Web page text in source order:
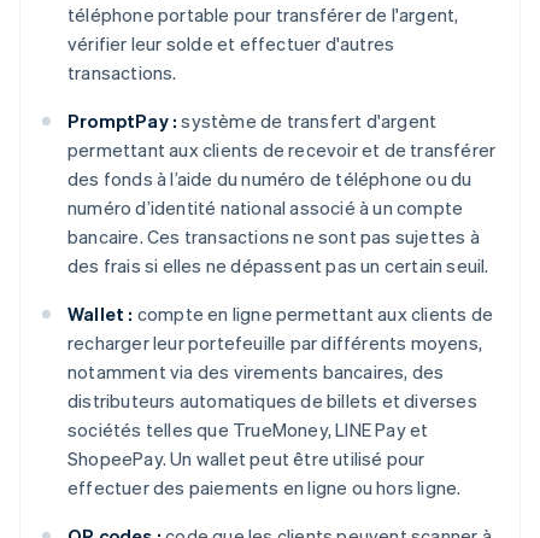
téléphone portable pour transférer de l'argent,
vérifier leur solde et effectuer d'autres
transactions.
PromptPay : système de transfert d'argent
permettant aux clients de recevoir et de transférer
des fonds à l’aide du numéro de téléphone ou du
numéro d’identité national associé à un compte
bancaire. Ces transactions ne sont pas sujettes à
des frais si elles ne dépassent pas un certain seuil.
Wallet : compte en ligne permettant aux clients de
recharger leur portefeuille par différents moyens,
notamment via des virements bancaires, des
distributeurs automatiques de billets et diverses
sociétés telles que TrueMoney, LINE Pay et
ShopeePay. Un wallet peut être utilisé pour
effectuer des paiements en ligne ou hors ligne.